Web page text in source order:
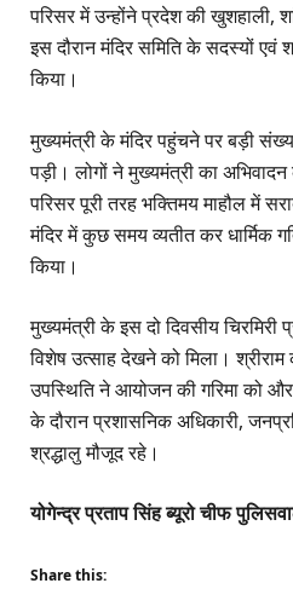
परिसर में उन्होंने प्रदेश की खुशहाली,
इस दौरान मंदिर समिति के सदस्यों एवं
किया।
मुख्यमंत्री के मंदिर पहुंचने पर बड़ी
पड़ी। लोगों ने मुख्यमंत्री का
परिसर पूरी तरह भक्तिमय माहौल में
मंदिर में कुछ समय व्यतीत कर धार्मिक
किया।
मुख्यमंत्री के इस दो दिवसीय चिरमिरी
विशेष उत्साह देखने को मिला।
उपस्थिति ने आयोजन की गरिमा को
के दौरान प्रशासनिक अधिकारी,
श्रद्धालु मौजूद रहे।
योगेन्द्र प्रताप सिंह ब्यूरो चीफ
Share this: